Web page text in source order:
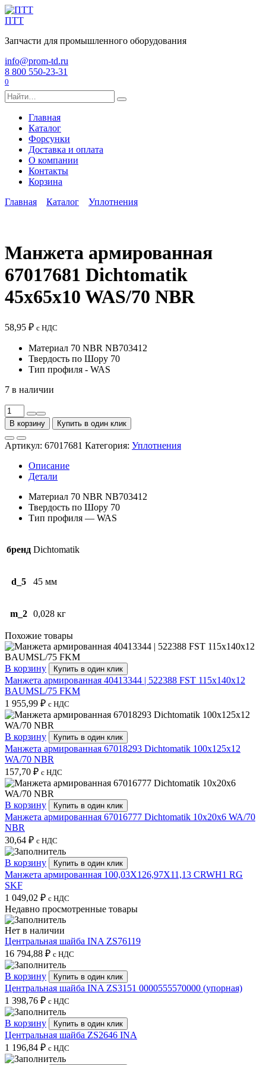
Перейти
к
ПТТ
Запчасти для промышленного оборудования
info@prom-td.ru
8 800 550-23-31
0
Search
for:
Главная
Каталог
Форсунки
Доставка и оплата
О компании
Контакты
Корзина
Главная
Каталог Уплотнения
Манжета армированная
67017681 Dichtomatik
45x65x10 WAS/70 NBR
58,95 ₽ с НДС
Материал 70 NBR NB703412
Твердость по Шору 70
Тип профиля - WAS
7 в наличии
Количество
товара
Манжета
армированная
67017681
Dichtomatik
45x65x10
WAS/70
NBR
В корзину Купить в один клик
Артикул: 67017681 Категория: Уплотнения
Описание
Детали
Материал 70 NBR NB703412
Твердость по Шору 70
Тип профиля — WAS
бренд Dichtomatik
d_5 45 мм
m_2 0,028 кг
Похожие товары
В корзину Купить в один клик
Манжета армированная 40413344 | 522388 FST 115x140x12
BAUMSL/75 FKM
1 955,99 ₽ с НДС
В корзину Купить в один клик
Манжета армированная 67018293 Dichtomatik 100x125x12
WA/70 NBR
157,70 ₽ с НДС
В корзину Купить в один клик
Манжета армированная 67016777 Dichtomatik 10x20x6 WA/70
NBR
30,64 ₽ с НДС
В корзину Купить в один клик
Манжета армированная 100,03X126,97X11,13 CRWH1 RG
SKF
1 049,02 ₽ с НДС
Недавно просмотренные товары
Нет в наличии
Центральная шайба INA ZS76119
16 794,88 ₽ с НДС
В корзину Купить в один клик
Центральная шайба INA ZS3151 0000555570000 (упорная)
1 398,76 ₽ с НДС
В корзину Купить в один клик
Центральная шайба ZS2646 INA
1 196,84 ₽ с НДС